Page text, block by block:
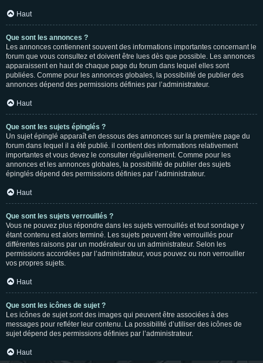
Haut
Que sont les annonces ?
Les annonces contiennent souvent des informations importantes concernant le
forum que vous consultez et doivent être lues dès que possible. Les annonces
apparaissent en haut de chaque page du forum dans lequel elles sont
publiées. Comme pour les annonces globales, la possibilité de publier des
annonces dépend des permissions définies par l’administrateur.
Haut
Que sont les sujets épinglés ?
Un sujet épinglé apparaît en dessous des annonces sur la première page du
forum dans lequel il a été publié. il contient des informations relativement
importantes et vous devez le consulter régulièrement. Comme pour les
annonces et les annonces globales, la possibilité de publier des sujets
épinglés dépend des permissions définies par l’administrateur.
Haut
Que sont les sujets verrouillés ?
Vous ne pouvez plus répondre dans les sujets verrouillés et tout sondage y
étant contenu est alors terminé. Les sujets peuvent être verrouillés pour
différentes raisons par un modérateur ou un administrateur. Selon les
permissions accordées par l’administrateur, vous pouvez ou non verrouiller
vos propres sujets.
Haut
Que sont les icônes de sujet ?
Les icônes de sujet sont des images qui peuvent être associées à des
messages pour refléter leur contenu. La possibilité d’utiliser des icônes de
sujet dépend des permissions définies par l’administrateur.
Haut